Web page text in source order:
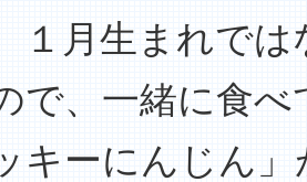
１月生まれで
で、一緒に食
キーにんじん